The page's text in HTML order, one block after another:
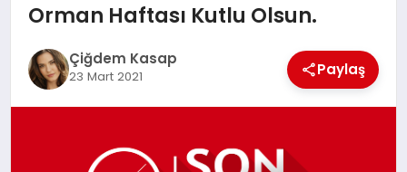
GÜNDEM
BELEDIYELER
Orman Haftası Kutlu Olsun.
Çiğdem Kasap
23 Mart 2021 Paylaş